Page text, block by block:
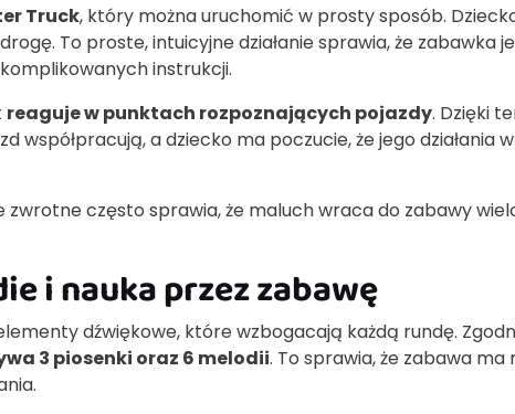
Truck, który można uruchomić w prosty sposób.
To proste, intuicyjne działanie sprawia, że zabawka
instrukcji.
reaguje w punktach rozpoznających pojazdy. Dzięki
współpracują, a dziecko ma poczucie, że jego działania
zwrotne często sprawia, że maluch wraca do zabawy
i nauka przez zabawę
dźwiękowe, które wzbogacają każdą rundę.
3 piosenki oraz 6 melodii. To sprawia, że zabawa ma